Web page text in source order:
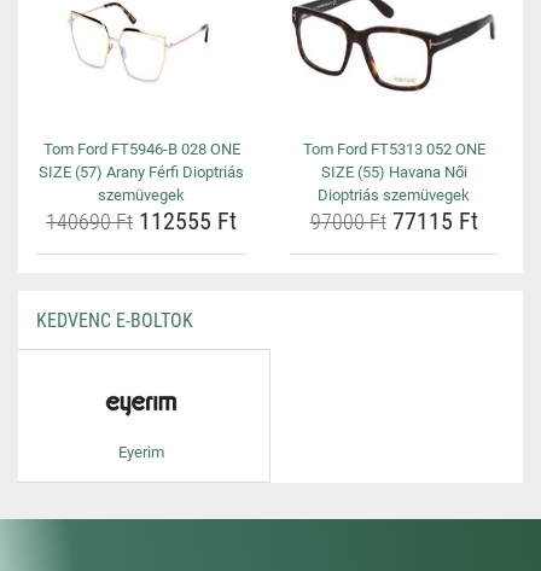
Tom Ford FT5946-B 028 ONE
SIZE (57) Arany Férfi Dioptriás
szemüvegek
140690 Ft 112555 Ft
Tom Ford FT5313 052 ONE
SIZE (55) Havana Női
Dioptriás szemüvegek
97000 Ft77115 Ft
KEDVENC E-BOLTOK
Eyerim